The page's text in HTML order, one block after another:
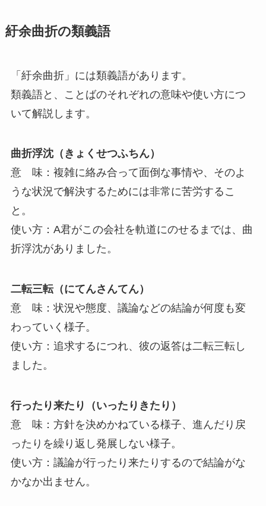
紆余曲折の類義語
「紆余曲折」には類義語があります。
類義語と、ことばのそれぞれの意味や使い方につ
いて解説します。
曲折浮沈（きょくせつふちん）
意 味：複雑に絡み合って面倒な事情や、そのよ
うな状況で解決するためには非常に苦労するこ
と。
使い方：A君がこの会社を軌道にのせるまでは、曲
折浮沈がありました。
二転三転（にてんさんてん）
意 味：状況や態度、議論などの結論が何度も変
わっていく様子。
使い方：追求するにつれ、彼の返答は二転三転し
ました。
行ったり来たり（いったりきたり）
意 味：方針を決めかねている様子、進んだり戻
ったりを繰り返し発展しない様子。
使い方：議論が行ったり来たりするので結論がな
かなか出ません。